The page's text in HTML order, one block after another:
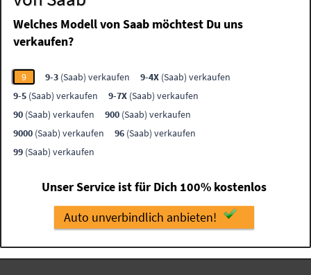
Welches Modell von Saab möchtest Du uns
verkaufen?
9 9-3 (Saab) verkaufen 9-4X (Saab) verkaufen
9-5 (Saab) verkaufen 9-7X (Saab) verkaufen
90 (Saab) verkaufen 900 (Saab) verkaufen
9000 (Saab) verkaufen 96 (Saab) verkaufen
99 (Saab) verkaufen
Unser Service ist für Dich 100% kostenlos
Auto unverbindlich anbieten!